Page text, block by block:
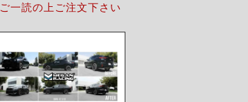
ご一読の上ご注文下さい